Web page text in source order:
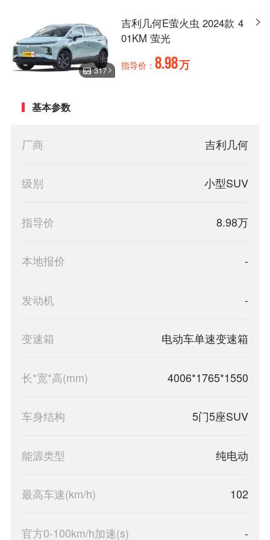
317
吉利几何E萤火虫 2024款 4
01KM 萤光
指导价： 8.98万
基本参数
厂商 吉利几何
级别 小型SUV
指导价 8.98万
本地报价 -
发动机 -
变速箱 电动车单速变速箱
长*宽*高(mm) 4006*1765*1550
车身结构 5门5座SUV
能源类型 纯电动
最高车速(km/h) 102
官方0-100km/h加速(s) -